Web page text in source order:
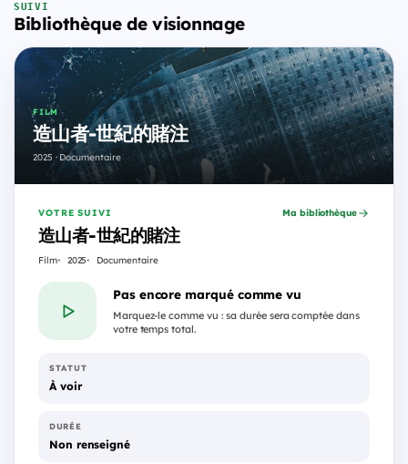
SUIVI
Bibliothèque de visionnage
FILM
造山者-世紀的賭注
2025 · Documentaire
VOTRE SUIVI
造山者-世紀的賭注
Film 2025 Documentaire
Ma bibliothèque
Pas encore marqué comme vu
Marquez-le comme vu : sa durée sera comptée dans
votre temps total.
STATUT
À voir
DURÉE
Non renseigné